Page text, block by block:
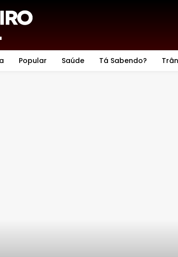
Popular Saúde Tá Sabendo?